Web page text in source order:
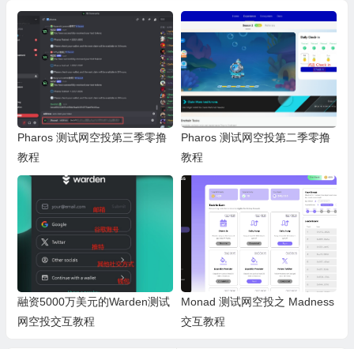
Pharos 测试网空投第三季零撸
教程
Pharos 测试网空投第二季零撸
教程
融资5000万美元的Warden测试
网空投交互教程
Monad 测试网空投之 Madness
交互教程